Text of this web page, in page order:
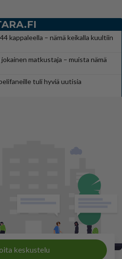
kappaleella – nämä keikalla kuultiin
matkustaja – muista nämä
tuli hyviä uutisia
keskustelu